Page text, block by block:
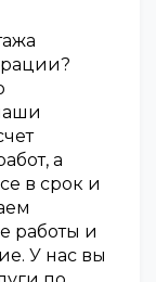
а
в срок и
работы и
У нас вы